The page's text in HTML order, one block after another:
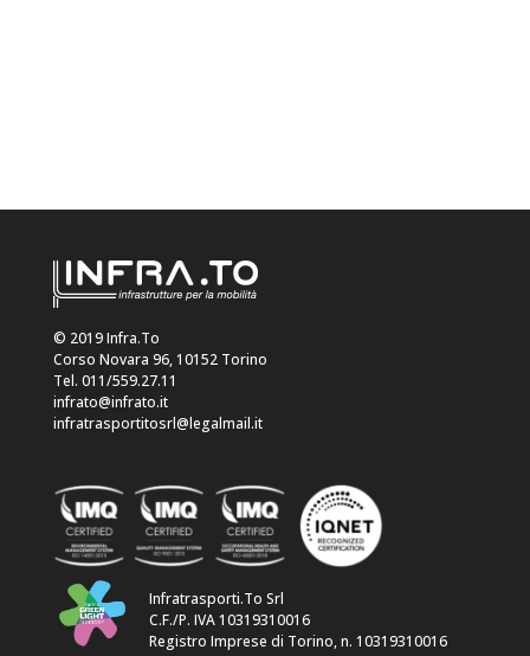
© 2019 Infra.To
Corso Novara 96, 10152 Torino
Tel. 011/559.27.11
infrato@infrato.it
infratrasportitosrl@legalmail.it
Infratrasporti.To Srl
C.F./P. IVA 10319310016
Registro Imprese di Torino, n. 10319310016